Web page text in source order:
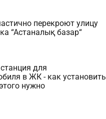
перекроют улицу
“Астаналық базар“
для
в ЖК - как установить
нужно